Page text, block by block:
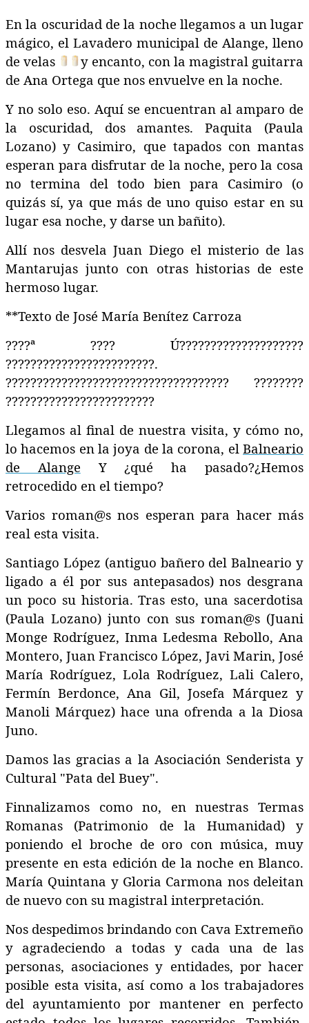
En la oscuridad de la noche llegamos a un lugar
mágico, el Lavadero municipal de Alange, lleno
de velas
y encanto, con la magistral guitarra
de Ana Ortega que nos envuelve en la noche.
Y no solo eso. Aquí se encuentran al amparo de
la oscuridad, dos amantes. Paquita (Paula
Lozano) y Casimiro, que tapados con mantas
esperan para disfrutar de la noche, pero la cosa
no termina del todo bien para Casimiro (o
quizás sí, ya que más de uno quiso estar en su
lugar esa noche, y darse un bañito).
Allí nos desvela Juan Diego el misterio de las
Mantarujas junto con otras historias de este
hermoso lugar.
**Texto de José María Benítez Carroza
????ª ???? Ú????????????????????
????????????????????????.
???????????????????????????????????? ????????
????????????????????????
Llegamos al final de nuestra visita, y cómo no,
lo hacemos en la joya de la corona, el Balneario
de Alange Y ¿qué ha pasado?¿Hemos
retrocedido en el tiempo?
Varios roman@s nos esperan para hacer más
real esta visita.
Santiago López (antiguo bañero del Balneario y
ligado a él por sus antepasados) nos desgrana
un poco su historia. Tras esto, una sacerdotisa
(Paula Lozano) junto con sus roman@s (Juani
Monge Rodríguez, Inma Ledesma Rebollo, Ana
Montero, Juan Francisco López, Javi Marin, José
María Rodríguez, Lola Rodríguez, Lali Calero,
Fermín Berdonce, Ana Gil, Josefa Márquez y
Manoli Márquez) hace una ofrenda a la Diosa
Juno.
Damos las gracias a la Asociación Senderista y
Cultural "Pata del Buey".
Finnalizamos como no, en nuestras Termas
Romanas (Patrimonio de la Humanidad) y
poniendo el broche de oro con música, muy
presente en esta edición de la noche en Blanco.
María Quintana y Gloria Carmona nos deleitan
de nuevo con su magistral interpretación.
Nos despedimos brindando con Cava Extremeño
y agradeciendo a todas y cada una de las
personas, asociaciones y entidades, por hacer
posible esta visita, así como a los trabajadores
del ayuntamiento por mantener en perfecto